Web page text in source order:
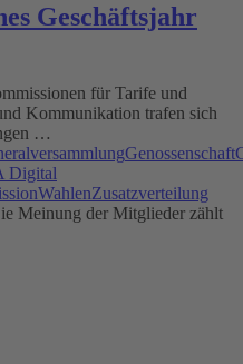
Geschäftsjahr
für Tarife und
Kommunikation trafen sich
…
Genossenschaft
Digital
WahlenZusatzverteilung